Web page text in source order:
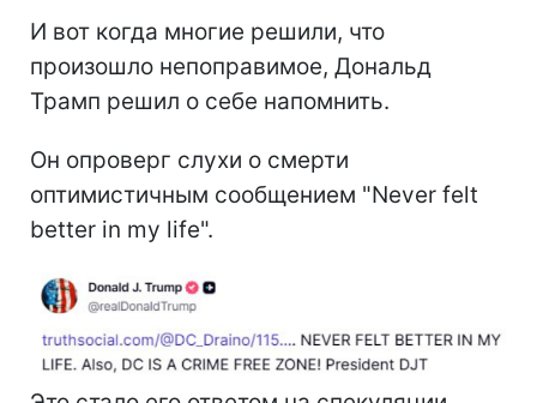
И вот когда многие решили, что
произошло непоправимое, Дональд
Трамп решил о себе напомнить.
Он опроверг слухи о смерти
оптимистичным сообщением "Never felt
better in my life".